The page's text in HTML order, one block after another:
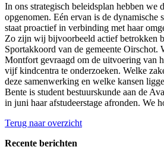
In ons strategisch beleidsplan hebben we
opgenomen. Eén ervan is de dynamische
staat proactief in verbinding met haar
Zo zijn wij bijvoorbeeld actief betrokken
Sportakkoord van de gemeente Oirschot.
Montfort gevraagd om de uitvoering van
vijf kindcentra te onderzoeken. Welke
deze samenwerking en welke kansen
Bente is student bestuurskunde aan de
in juni haar afstudeerstage afronden. We
Terug naar overzicht
Recente berichten